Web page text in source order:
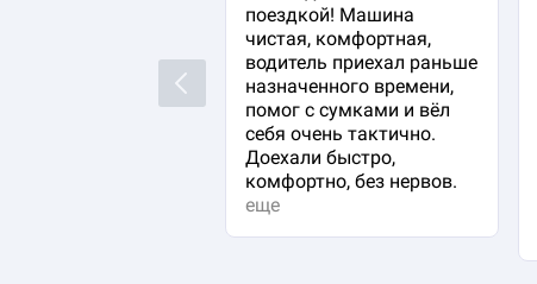
Previous
поездкой! Машина
чистая, комфортная,
водитель приехал раньше
назначенного времени,
помог с сумками и вёл
себя очень тактично.
Доехали быстро,
комфортно, без нервов.
еще